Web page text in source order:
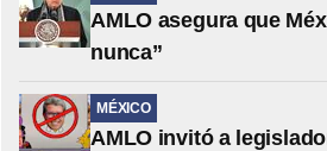
AMLO asegura que
nunca”
MÉXICO
AMLO invitó a